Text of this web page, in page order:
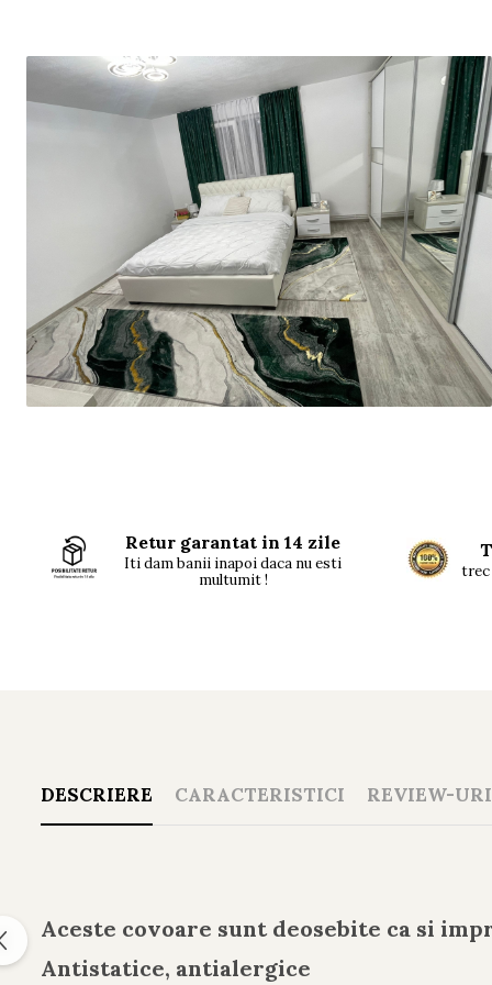
Retur garantat in 14 zile
Iti dam banii inapoi daca nu esti
multumit !
trec
DESCRIERE CARACTERISTICI REVIEW-URI
Aceste covoare sunt deosebite ca si
Antistatice, antialergice